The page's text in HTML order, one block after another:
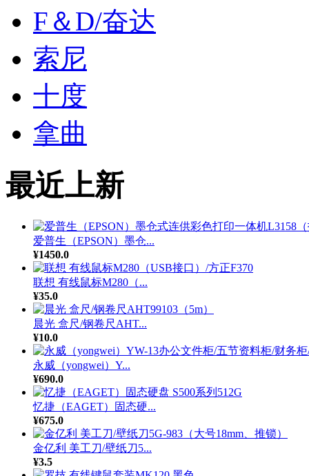
F＆D/奋达
索尼
十度
拿曲
最近上新
爱普生（EPSON）墨仓...
¥1450.0
联想 有线鼠标M280（...
¥35.0
晨光 盒尺/钢卷尺AHT...
¥10.0
永威（yongwei）Y...
¥690.0
忆捷（EAGET）固态硬...
¥675.0
金亿利 美工刀/壁纸刀5...
¥3.5